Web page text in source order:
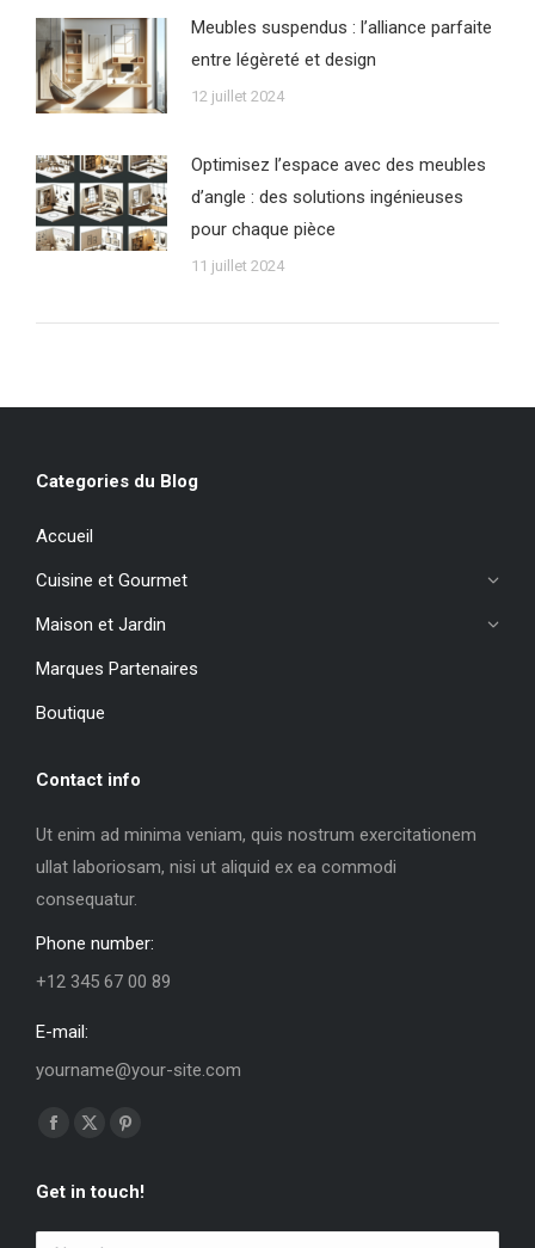
Meubles suspendus : l’alliance parfaite
entre légèreté et design
12 juillet 2024
Optimisez l’espace avec des meubles
d’angle : des solutions ingénieuses
pour chaque pièce
11 juillet 2024
Categories du Blog
Accueil
Cuisine et Gourmet
Maison et Jardin
Marques Partenaires
Boutique
Contact info
Ut enim ad minima veniam, quis nostrum exercitationem
ullat laboriosam, nisi ut aliquid ex ea commodi
consequatur.
Phone number:
+12 345 67 00 89
E-mail:
yourname@your-site.com
Trouvez nous sur :
La
Facebook
s'ouvre
La
X
s'ouvre
La
Pinterest
s'ouvre
Get in touch!